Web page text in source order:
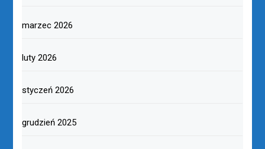
marzec 2026
luty 2026
styczeń 2026
grudzień 2025